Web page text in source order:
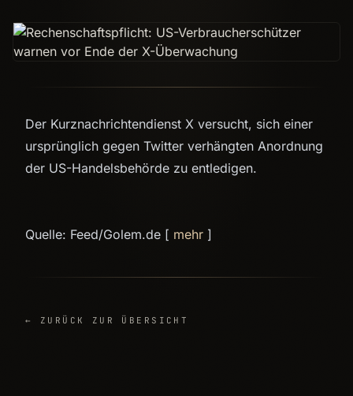
Der Kurznachrichtendienst X versucht, sich einer
ursprünglich gegen Twitter verhängten Anordnung
der US-Handelsbehörde zu entledigen.
Quelle: Feed/Golem.de [ mehr ]
← ZURÜCK ZUR ÜBERSICHT